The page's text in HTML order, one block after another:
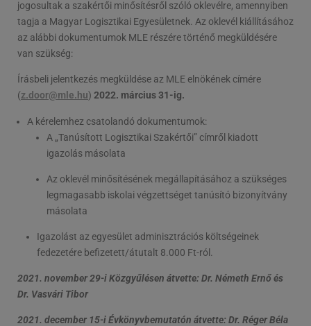
jogosultak a szakértői minősítésről szóló oklevélre, amennyiben
tagja a Magyar Logisztikai Egyesületnek. Az oklevél kiállításához
az alábbi dokumentumok MLE részére történő megküldésére
van szükség:
Írásbeli jelentkezés megküldése az MLE elnökének címére
(z.door@mle.hu) 2022. március 31-ig.
A kérelemhez csatolandó dokumentumok:
A „Tanúsított Logisztikai Szakértői” címről kiadott
igazolás másolata
Az oklevél minősítésének megállapításához a szükséges
legmagasabb iskolai végzettséget tanúsító bizonyítvány
másolata
Igazolást az egyesület adminisztrációs költségeinek
fedezetére befizetett/átutalt 8.000 Ft-ról.
2021. november 29-i Közgyűlésen átvette: Dr. Németh Ernő és
Dr. Vasvári Tibor
2021. december 15-i Évkönyvbemutatón átvette: Dr. Réger Béla